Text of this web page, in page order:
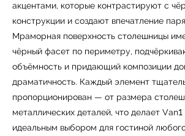
акцентами, которые контрастируют с
конструкции и создают впечатление
Мраморная поверхность столешницы
чёрный фасет по периметру,
объёмность и придающий композиции
драматичность. Каждый элемент
пропорционирован — от размера
металлических деталей, что делает
идеальным выбором для гостиной